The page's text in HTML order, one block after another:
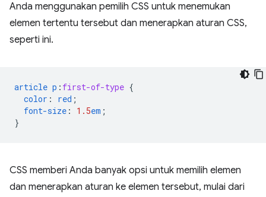
Anda menggunakan pemilih CSS untuk menemukan
elemen tertentu tersebut dan menerapkan aturan CSS,
seperti ini.
article p : first-of-type {
color : red ;
font-size : 1.5em ;
}
CSS memberi Anda banyak opsi untuk memilih elemen
dan menerapkan aturan ke elemen tersebut, mulai dari